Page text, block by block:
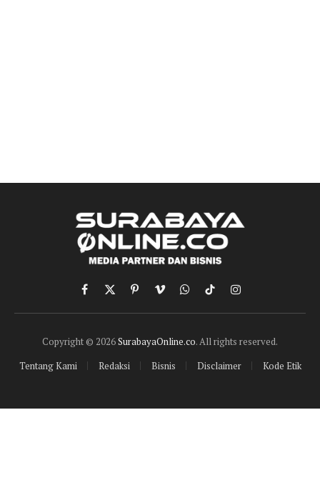
Facebook
X
(Twitter)
PinterestVimeoWhatsApp
TikTokInstagram
Copyright © 2026SurabayaOnline.co. All rights reserved.
Tentang Kami
Redaksi Bisnis Disclaimer Kode Etik